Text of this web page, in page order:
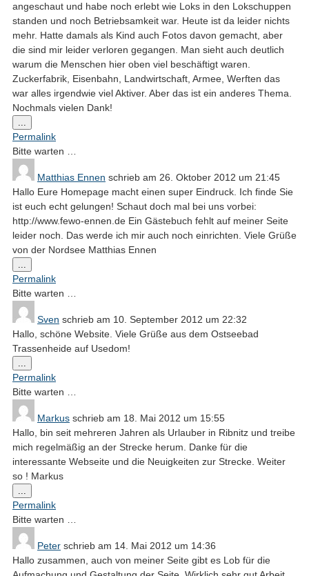
angeschaut und habe noch erlebt wie Loks in den Lokschuppen
standen und noch Betriebsamkeit war. Heute ist da leider nichts
mehr. Hatte damals als Kind auch Fotos davon gemacht, aber
die sind mir leider verloren gegangen. Man sieht auch deutlich
warum die Menschen hier oben viel beschäftigt waren.
Zuckerfabrik, Eisenbahn, Landwirtschaft, Armee, Werften das
war alles irgendwie viel Aktiver. Aber das ist ein anderes Thema.
Nochmals vielen Dank!
...
Metabox
ein-/ausblenden.
Permalink
Bitte warten …
Matthias Ennen schrieb am 26. Oktober 2012 um 21:45
Hallo Eure Homepage macht einen super Eindruck. Ich finde Sie
ist euch echt gelungen! Schaut doch mal bei uns vorbei:
http://www.fewo-ennen.de Ein Gästebuch fehlt auf meiner Seite
leider noch. Das werde ich mir auch noch einrichten. Viele Grüße
von der Nordsee Matthias Ennen
...
Metabox
ein-/ausblenden.
Permalink
Bitte warten …
Sven schrieb am 10. September 2012 um 22:32
Hallo, schöne Website. Viele Grüße aus dem Ostseebad
Trassenheide auf Usedom!
...
Metabox
ein-/ausblenden.
Permalink
Bitte warten …
Markus schrieb am 18. Mai 2012 um 15:55
Hallo, bin seit mehreren Jahren als Urlauber in Ribnitz und treibe
mich regelmäßig an der Strecke herum. Danke für die
interessante Webseite und die Neuigkeiten zur Strecke. Weiter
so ! Markus
...
Metabox
ein-/ausblenden.
Permalink
Bitte warten …
Peter schrieb am 14. Mai 2012 um 14:36
Hallo zusammen, auch von meiner Seite gibt es Lob für die